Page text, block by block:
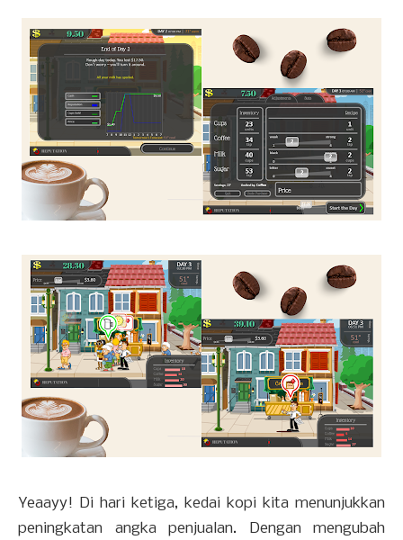
Yeaayy! Di hari ketiga, kedai kopi kita menunjukkan
peningkatan angka penjualan. Dengan mengubah